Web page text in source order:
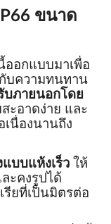
ขนาด
ออกแบบมาเพื่อ
บความทนทาน
บภายนอกโดย
ะอาดง่าย และ
นื่องนานถึง
บบแห้งเร็ว ให้
ะคงรูปได้
ยที่เป็นมิตรต่อ